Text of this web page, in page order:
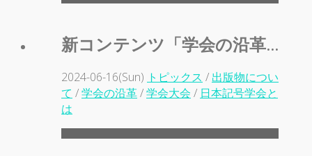
新コンテンツ「学会の沿革...
2024-06-16(Sun) トピックス / 出版物につい
て /学会の沿革/学会大会 / 日本記号学会と
は